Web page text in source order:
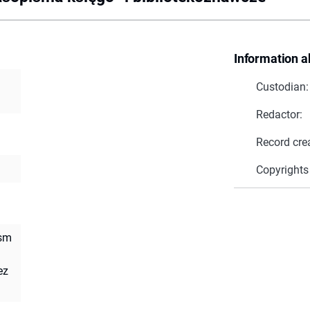
Information
Custodian:
Redactor:
Record